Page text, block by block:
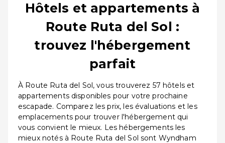
Hôtels et appartements à
Route Ruta del Sol :
trouvez l'hébergement
parfait
À Route Ruta del Sol, vous trouverez 57 hôtels et
appartements disponibles pour votre prochaine
escapade. Comparez les prix, les évaluations et les
emplacements pour trouver l'hébergement qui
vous convient le mieux. Les hébergements les
mieux notés à Route Ruta del Sol sont Wyndham